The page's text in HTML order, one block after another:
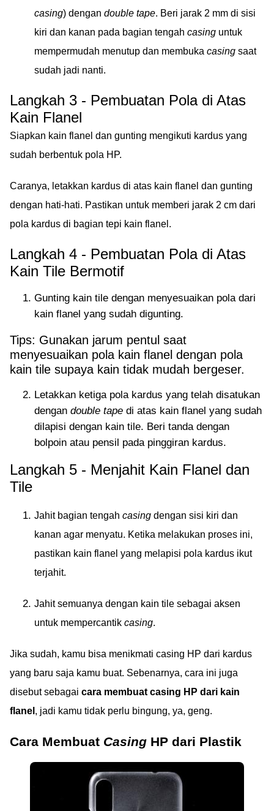
casing) dengan double tape. Beri jarak 2 mm di sisi
kiri dan kanan pada bagian tengah casing untuk
mempermudah menutup dan membuka casing saat
sudah jadi nanti.
Langkah 3 - Pembuatan Pola di Atas
Kain Flanel
Siapkan kain flanel dan gunting mengikuti kardus yang
sudah berbentuk pola HP.
Caranya, letakkan kardus di atas kain flanel dan gunting
dengan hati-hati. Pastikan untuk memberi jarak 2 cm dari
pola kardus di bagian tepi kain flanel.
Langkah 4 - Pembuatan Pola di Atas
Kain Tile Bermotif
Gunting kain tile dengan menyesuaikan pola dari
kain flanel yang sudah digunting.
Tips: Gunakan jarum pentul saat
menyesuaikan pola kain flanel dengan pola
kain tile supaya kain tidak mudah bergeser.
Letakkan ketiga pola kardus yang telah disatukan
dengan double tape di atas kain flanel yang sudah
dilapisi dengan kain tile. Beri tanda dengan
bolpoin atau pensil pada pinggiran kardus.
Langkah 5 - Menjahit Kain Flanel dan
Tile
Jahit bagian tengah casing dengan sisi kiri dan
kanan agar menyatu. Ketika melakukan proses ini,
pastikan kain flanel yang melapisi pola kardus ikut
terjahit.
Jahit semuanya dengan kain tile sebagai aksen
untuk mempercantik casing.
Jika sudah, kamu bisa menikmati casing HP dari kardus
yang baru saja kamu buat. Sebenarnya, cara ini juga
disebut sebagai cara membuat casing HP dari kain
flanel , jadi kamu tidak perlu bingung, ya, geng.
Cara Membuat Casing HP dari Plastik